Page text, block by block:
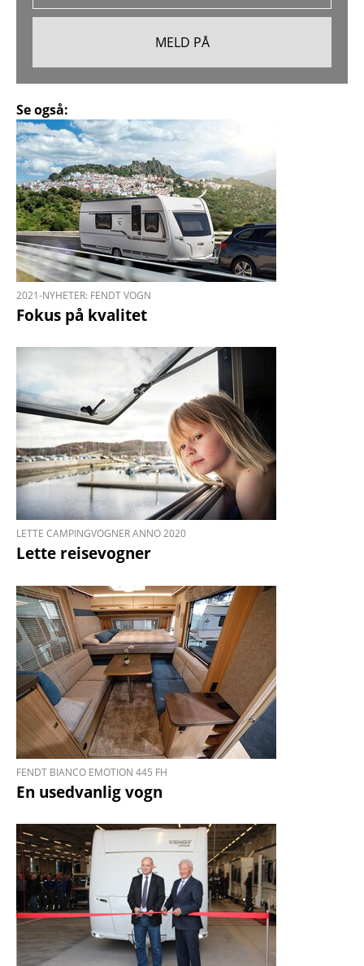
Se også:
2021-NYHETER: FENDT VOGN
Fokus på kvalitet
LETTE CAMPINGVOGNER ANNO 2020
Lette reise­vogner
FENDT BIANCO EMOTION 445 FH
En usedvanlig vogn